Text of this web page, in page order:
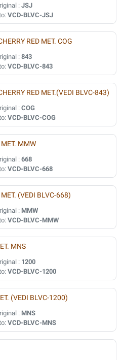
: JSJ
VCD-BLVC-JSJ
RED MET. COG
: 843
VCD-BLVC-843
RED MET.(VEDI BLVC-843)
: COG
VCD-BLVC-COG
MMW
: 668
VCD-BLVC-668
(VEDI BLVC-668)
: MMW
VCD-BLVC-MMW
MNS
: 1200
VCD-BLVC-1200
(VEDI BLVC-1200)
: MNS
VCD-BLVC-MNS